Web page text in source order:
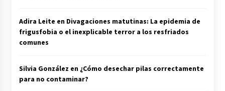
Adira Leite en Divagaciones matutinas: La epidemia de
frigusfobia o el inexplicable terror a los resfriados
comunes
Silvia González en ¿Cómo desechar pilas correctamente
para no contaminar?